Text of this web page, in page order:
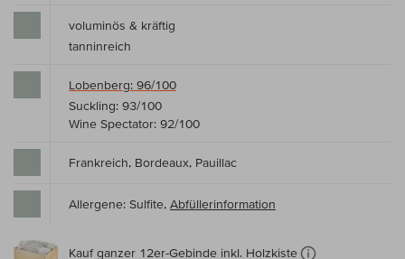
voluminös & kräftig
tanninreich
Lobenberg: 96/100
Suckling: 93/100
Wine Spectator: 92/100
Frankreich, Bordeaux, Pauillac
Allergene: Sulfite, Abfüllerinformation
Kauf ganzer 12er-Gebinde inkl. Holzkiste